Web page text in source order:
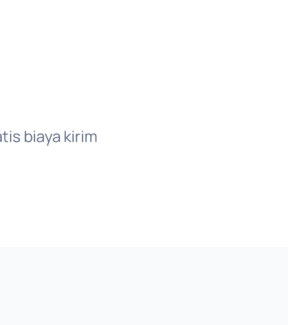
biaya kirim